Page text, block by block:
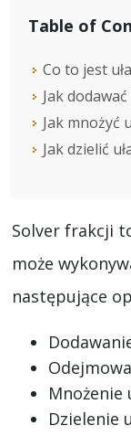
Table of
Co to jest
Jak
Jak mnożyć
Jak dzielić
Solver frakcji
może
następujące
Mnożenie
Dzielenie